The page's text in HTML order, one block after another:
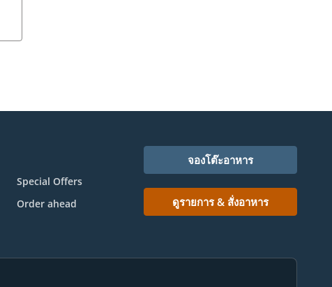
Special Offers
Order ahead
จองโต๊ะอาหาร
ดูรายการ & สั่งอาหาร